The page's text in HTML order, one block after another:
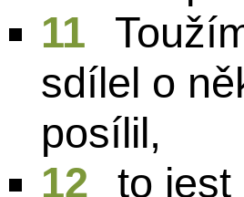
11
sdílel o
posílil,
12
to jest